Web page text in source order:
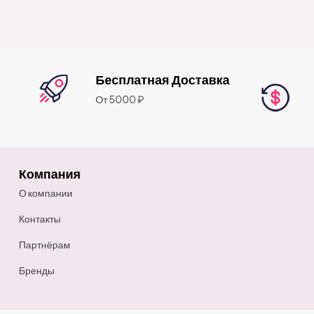
Бесплатная Доставка
От 5000 ₽
Компания
О компании
Контакты
Партнёрам
Бренды